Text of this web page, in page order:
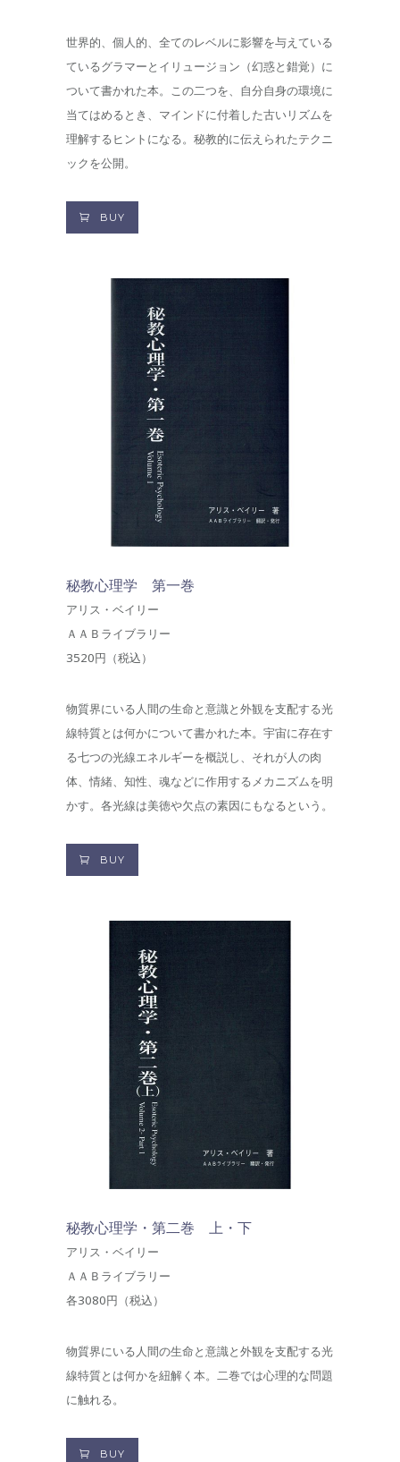
世界的、個人的、全てのレベルに影響を与えている
ているグラマーとイリュージョン（幻惑と錯覚）に
ついて書かれた本。この二つを、自分自身の環境に
当てはめるとき、マインドに付着した古いリズムを
理解するヒントになる。秘教的に伝えられたテクニ
ックを公開。
BUY
秘教心理学 第一巻
アリス・ベイリー
ＡＡＢライブラリー
3520円（税込）
物質界にいる人間の生命と意識と外観を支配する光
線特質とは何かについて書かれた本。宇宙に存在す
る七つの光線エネルギーを概説し、それが人の肉
体、情緒、知性、魂などに作用するメカニズムを明
かす。各光線は美徳や欠点の素因にもなるという。
BUY
秘教心理学・第二巻 上・下
アリス・ベイリー
ＡＡＢライブラリー
各3080円（税込）
物質界にいる人間の生命と意識と外観を支配する光
線特質とは何かを紐解く本。二巻では心理的な問題
に触れる。
BUY